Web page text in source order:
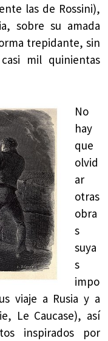
las de Rossini),
sobre su amada
trepidante, sin
mil quinientas
No
hay
que
olvid
ar
otras
obra
s
suya
s
impo
viaje a Rusia y a
Le Caucase), así
inspirados por